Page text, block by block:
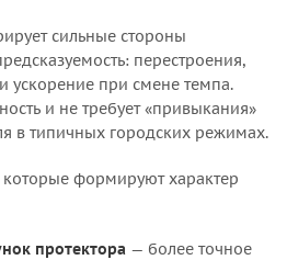
сильные стороны
перестроения,
ускорение при смене темпа.
и не требует «привыкания»
в типичных городских режимах.
формируют характер
протектора — более точное